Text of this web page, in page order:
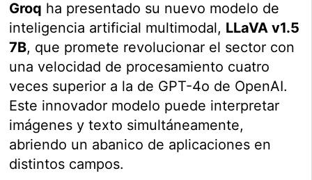
Groq ha presentado su nuevo modelo de
inteligencia artificial multimodal, LLaVA v1.5
7B, que promete revolucionar el sector con
una velocidad de procesamiento cuatro
veces superior a la de GPT-4o de OpenAI.
Este innovador modelo puede interpretar
imágenes y texto simultáneamente,
abriendo un abanico de aplicaciones en
distintos campos.